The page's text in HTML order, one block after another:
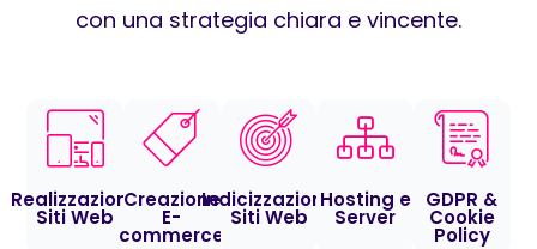
con una strategia chiara e vincente.
Realizzazione
Siti Web
Creazione
E-
commerce
Indicizzazione
Siti Web
Hosting e
Server
GDPR &
Cookie
Policy